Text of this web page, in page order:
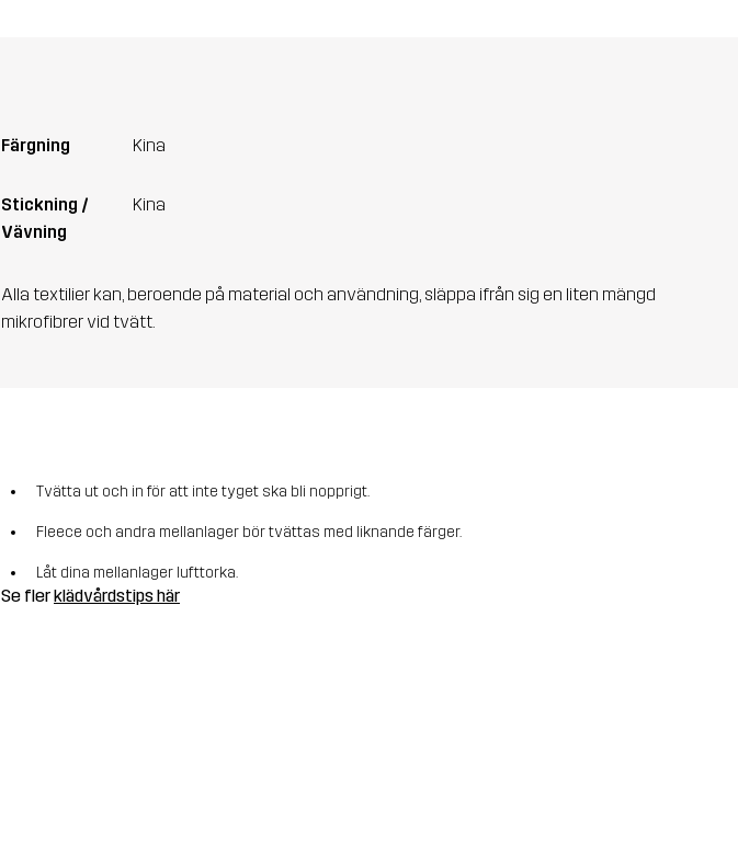
Färgning Kina
Stickning /
Vävning
Kina
Alla textilier kan, beroende på material och användning, släppa ifrån sig en liten mängd
mikrofibrer vid tvätt.
Tvätta ut och in för att inte tyget ska bli nopprigt.
Fleece och andra mellanlager bör tvättas med liknande färger.
Låt dina mellanlager lufttorka.
Se flerklädvårdstips här